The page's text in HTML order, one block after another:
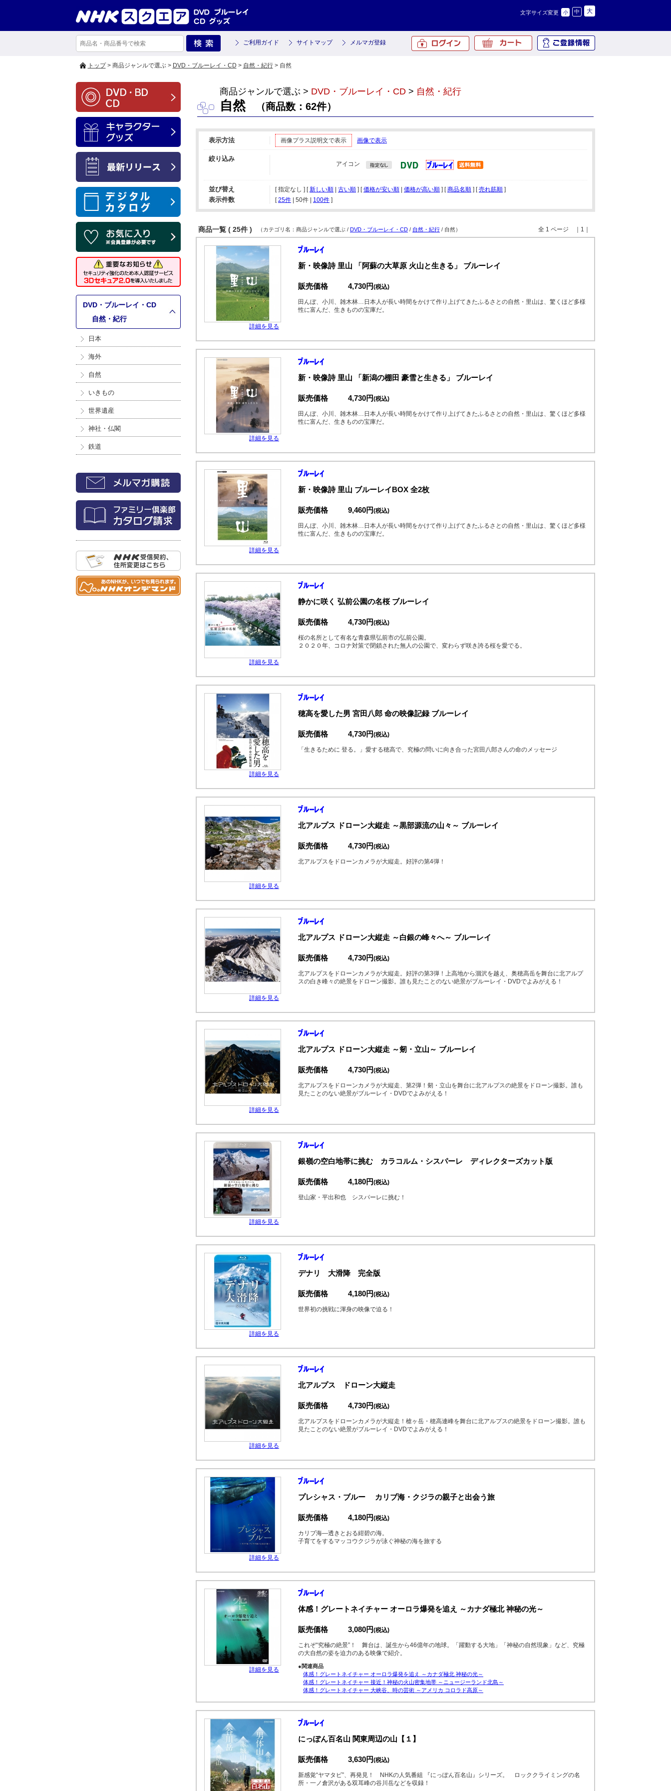
文字サイズ変更 小 中 大
ご利用ガイド サイトマップ メルマガ登録
トップ> 商品ジャンルで選ぶ > DVD・ブルーレイ・CD > 自然・紀行> 自然
DVD・ブルーレイ・CD
自然・紀行
日本
海外
自然
いきもの
世界遺産
神社・仏閣
鉄道
商品ジャンルで選ぶ > DVD・ブルーレイ・CD > 自然・紀行
自然（商品数：62件）
表示方法 画像プラス説明文で表示 画像で表示
絞り込み
アイコン
並び替え [ 指定なし ] [新しい順 古い順 ] [価格が安い順 価格が高い順 ] [商品名順 ] [売れ筋順 ]
表示件数 [ 25件 50件 100件 ]
商品一覧 ( 25件 ) 全 1 ページ ｜1｜
（カテゴリ名：商品ジャンルで選ぶ / DVD・ブルーレイ・CD / 自然・紀行 / 自然）
詳細を見る
新・映像詩 里山 「阿蘇の大草原 火山と生きる」 ブルーレイ
販売価格 4,730円(税込)
田んぼ、小川、雑木林…日本人が長い時間をかけて作り上げてきたふるさとの自然・里山は、驚くほど多様
性に富んだ、生きものの宝庫だ。
詳細を見る
新・映像詩 里山 「新潟の棚田 豪雪と生きる」 ブルーレイ
販売価格 4,730円(税込)
田んぼ、小川、雑木林…日本人が長い時間をかけて作り上げてきたふるさとの自然・里山は、驚くほど多様
性に富んだ、生きものの宝庫だ。
詳細を見る
新・映像詩 里山 ブルーレイBOX 全2枚
販売価格 9,460円(税込)
田んぼ、小川、雑木林…日本人が長い時間をかけて作り上げてきたふるさとの自然・里山は、驚くほど多様
性に富んだ、生きものの宝庫だ。
詳細を見る
静かに咲く 弘前公園の名桜 ブルーレイ
販売価格 4,730円(税込)
桜の名所として有名な青森県弘前市の弘前公園。
２０２０年、コロナ対策で閉鎖された無人の公園で、変わらず咲き誇る桜を愛でる。
詳細を見る
穂高を愛した男 宮田八郎 命の映像記録 ブルーレイ
販売価格 4,730円(税込)
「生きるために 登る。」愛する穂高で、究極の問いに向き合った宮田八郎さんの命のメッセージ
詳細を見る
北アルプス ドローン大縦走 ～黒部源流の山々～ ブルーレイ
販売価格 4,730円(税込)
北アルプスをドローンカメラが大縦走。好評の第4弾！
詳細を見る
北アルプス ドローン大縦走 ～白銀の峰々へ～ ブルーレイ
販売価格 4,730円(税込)
北アルプスをドローンカメラが大縦走。好評の第3弾！上高地から涸沢を越え、奥穂高岳を舞台に北アルプ
スの白き峰々の絶景をドローン撮影。誰も見たことのない絶景がブルーレイ・DVDでよみがえる！
詳細を見る
北アルプス ドローン大縦走 ～剱・立山～ ブルーレイ
販売価格 4,730円(税込)
北アルプスをドローンカメラが大縦走、第2弾！剱・立山を舞台に北アルプスの絶景をドローン撮影。誰も
見たことのない絶景がブルーレイ・DVDでよみがえる！
詳細を見る
銀嶺の空白地帯に挑む カラコルム・シスパーレ ディレクターズカット版
販売価格 4,180円(税込)
登山家・平出和也 シスパーレに挑む！
詳細を見る
デナリ 大滑降 完全版
販売価格 4,180円(税込)
世界初の挑戦に渾身の映像で迫る！
詳細を見る
北アルプス ドローン大縦走
販売価格 4,730円(税込)
北アルプスをドローンカメラが大縦走！槍ヶ岳・穂高連峰を舞台に北アルプスの絶景をドローン撮影。誰も
見たことのない絶景がブルーレイ・DVDでよみがえる！
詳細を見る
プレシャス・ブルー カリブ海・クジラの親子と出会う旅
販売価格 4,180円(税込)
カリブ海―透きとおる紺碧の海。
子育てをするマッコウクジラが泳ぐ神秘の海を旅する
詳細を見る
体感！グレートネイチャー オーロラ爆発を追え ～カナダ極北 神秘の光～
販売価格 3,080円(税込)
これぞ“究極の絶景”！ 舞台は、誕生から46億年の地球。「躍動する大地」「神秘の自然現象」など、究極
の大自然の姿を迫力のある映像で紹介。
●関連商品
体感！グレートネイチャー オーロラ爆発を追え ～カナダ極北 神秘の光～
体感！グレートネイチャー 接近！神秘の火山密集地帯 ～ニュージーランド北島～
体感！グレートネイチャー 大峡谷、時の芸術 ～アメリカ コロラド高原～
にっぽん百名山 関東周辺の山【１】
販売価格 3,630円(税込)
新感覚“ヤマタビ”、再発見！ NHKの人気番組 『にっぽん百名山』シリーズ。 ロッククライミングの名
所・一ノ倉沢がある双耳峰の谷川岳などを収録！